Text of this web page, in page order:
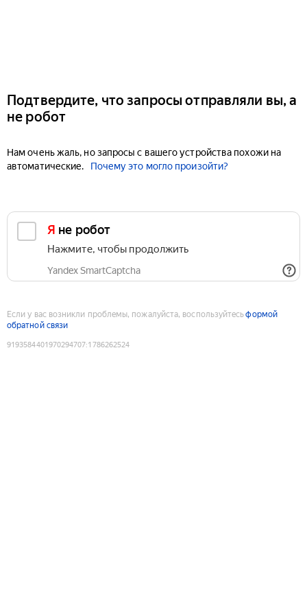
Подтвердите, что запросы отправляли вы, а
не робот
Нам очень жаль, но запросы с вашего устройства похожи на
автоматические.
Почему это могло произойти?
Я не робот
Нажмите, чтобы продолжить
Yandex SmartCaptcha
Если у вас возникли проблемы, пожалуйста, воспользуйтесьформой
обратной связи
9193584401970294707:1786262524